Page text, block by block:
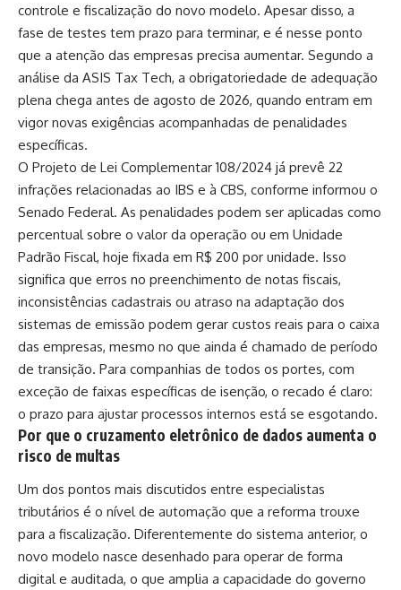
controle e fiscalização do novo modelo. Apesar disso, a
fase de testes tem prazo para terminar, e é nesse ponto
que a atenção das empresas precisa aumentar. Segundo a
análise da ASIS Tax Tech, a obrigatoriedade de adequação
plena chega antes de agosto de 2026, quando entram em
vigor novas exigências acompanhadas de penalidades
específicas.
O Projeto de Lei Complementar 108/2024 já prevê 22
infrações relacionadas ao IBS e à CBS, conforme informou o
Senado Federal. As penalidades podem ser aplicadas como
percentual sobre o valor da operação ou em Unidade
Padrão Fiscal, hoje fixada em R$ 200 por unidade. Isso
significa que erros no preenchimento de notas fiscais,
inconsistências cadastrais ou atraso na adaptação dos
sistemas de emissão podem gerar custos reais para o caixa
das empresas, mesmo no que ainda é chamado de período
de transição. Para companhias de todos os portes, com
exceção de faixas específicas de isenção, o recado é claro:
o prazo para ajustar processos internos está se esgotando.
Por que o cruzamento eletrônico de dados aumenta o
risco de multas
Um dos pontos mais discutidos entre especialistas
tributários é o nível de automação que a reforma trouxe
para a fiscalização. Diferentemente do sistema anterior, o
novo modelo nasce desenhado para operar de forma
digital e auditada, o que amplia a capacidade do governo